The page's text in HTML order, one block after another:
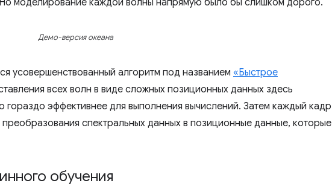
моделирование каждой волны напрямую было бы слишком дорого.
Демо-версия океана
усовершенствованный алгоритм под названием «Быстрое
всех волн в виде сложных позиционных данных здесь
гораздо эффективнее для выполнения вычислений. Затем каждый кадр
спектральных данных в позиционные данные, которые
обучения